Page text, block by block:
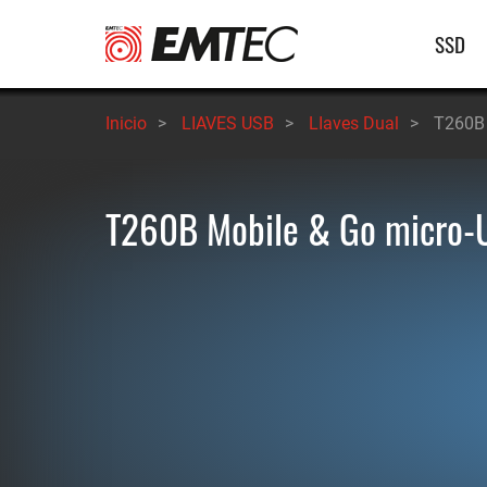
principal
SSD
Inicio > LIAVES USB > LIaves Dual >
T260B Mobile & Go micro-